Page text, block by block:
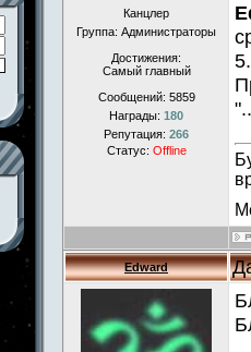
Канцлер
Группа: Администраторы
Достижения:
Самый главный
Сообщений: 5859
Награды: 180
Репутация: 266
Статус: Offline
Edward